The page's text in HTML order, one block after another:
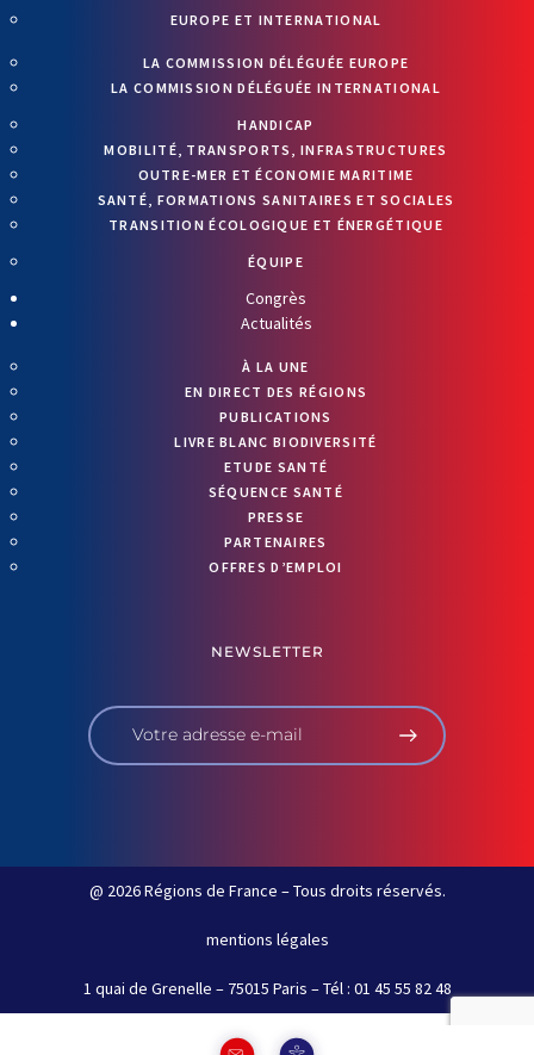
EUROPE ET INTERNATIONAL
LA COMMISSION DÉLÉGUÉE EUROPE
LA COMMISSION DÉLÉGUÉE INTERNATIONAL
HANDICAP
MOBILITÉ, TRANSPORTS, INFRASTRUCTURES
OUTRE-MER ET ÉCONOMIE MARITIME
SANTÉ, FORMATIONS SANITAIRES ET SOCIALES
TRANSITION ÉCOLOGIQUE ET ÉNERGÉTIQUE
ÉQUIPE
Congrès
Actualités
À LA UNE
EN DIRECT DES RÉGIONS
PUBLICATIONS
LIVRE BLANC BIODIVERSITÉ
ETUDE SANTÉ
SÉQUENCE SANTÉ
PRESSE
PARTENAIRES
OFFRES D’EMPLOI
NEWSLETTER
@ 2026 Régions de France – Tous droits réservés.
mentions légales
1 quai de Grenelle – 75015 Paris – Tél : 01 45 55 82 48